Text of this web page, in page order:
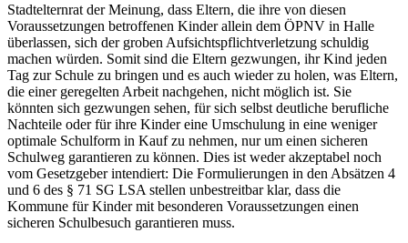
Stadtelternrat der Meinung, dass Eltern, die ihre von diesen
Voraussetzungen betroffenen Kinder allein dem ÖPNV in Halle
überlassen, sich der groben Aufsichtspflichtverletzung schuldig
machen würden. Somit sind die Eltern gezwungen, ihr Kind jeden
Tag zur Schule zu bringen und es auch wieder zu holen, was Eltern,
die einer geregelten Arbeit nachgehen, nicht möglich ist. Sie
könnten sich gezwungen sehen, für sich selbst deutliche berufliche
Nachteile oder für ihre Kinder eine Umschulung in eine weniger
optimale Schulform in Kauf zu nehmen, nur um einen sicheren
Schulweg garantieren zu können. Dies ist weder akzeptabel noch
vom Gesetzgeber intendiert: Die Formulierungen in den Absätzen 4
und 6 des § 71 SG LSA stellen unbestreitbar klar, dass die
Kommune für Kinder mit besonderen Voraussetzungen einen
sicheren Schulbesuch garantieren muss.